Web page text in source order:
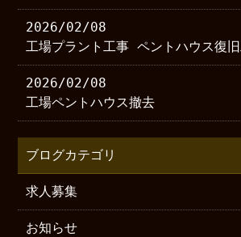
2026/02/08
工場プラント工事 ペントハウス復
2026/02/08
工場ペントハウス撤去
ブログカテゴリ
求人募集
お知らせ